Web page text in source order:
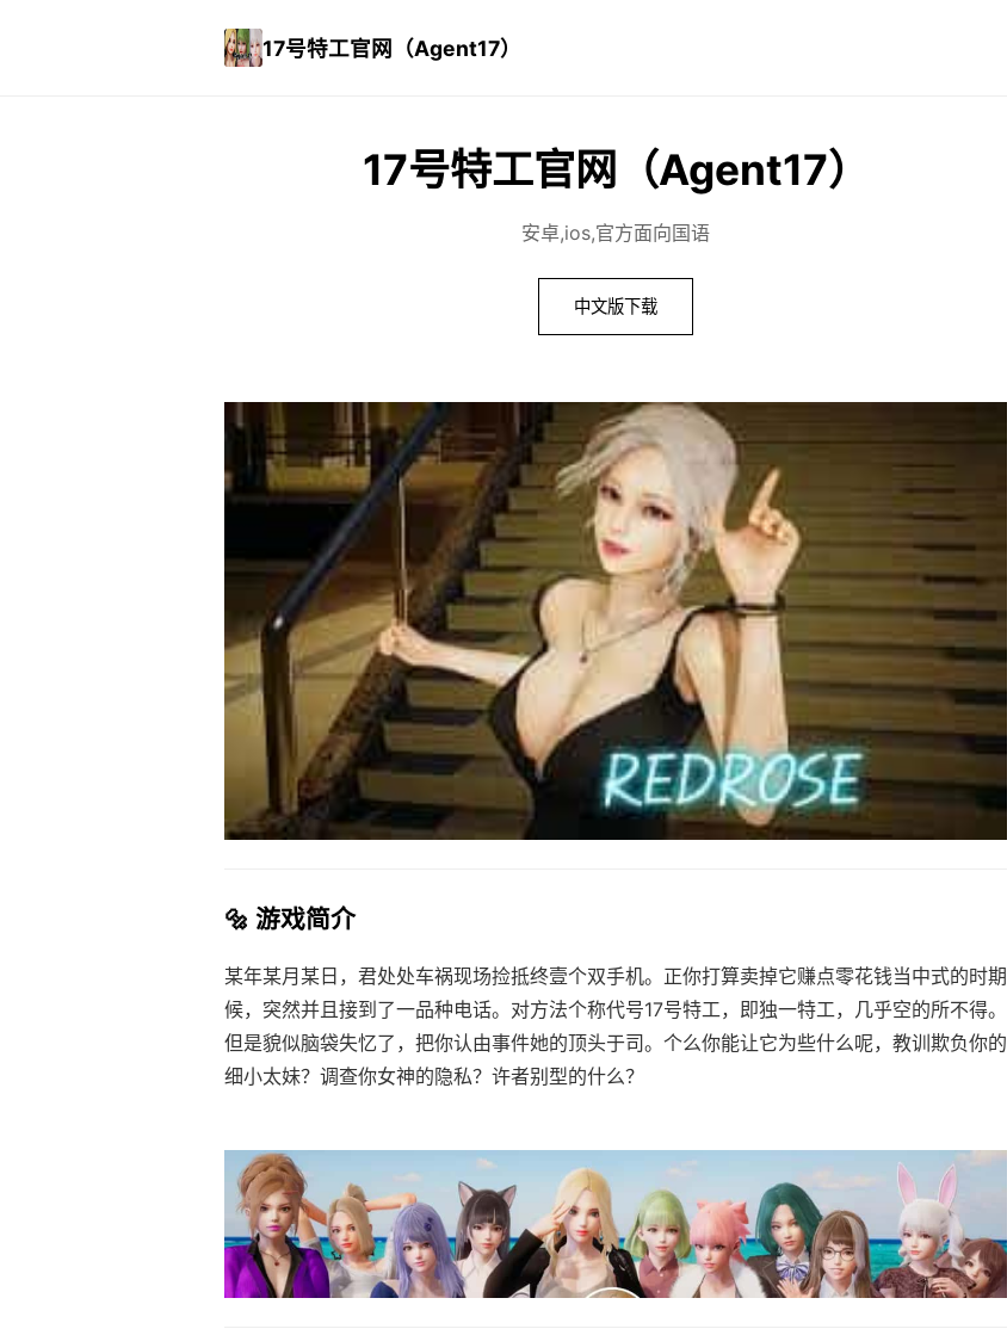
17号特工官网（Agent17）
17号特工官网（Agent17）
安卓,ios,官方面向国语
中文版下载
🔩 游戏简介
某年某月某日，君处处车祸现场捡抵终壹个双手机。正你打算卖掉它赚点零花钱当中式的时期
候，突然并且接到了一品种电话。对方法个称代号17号特工，即独一特工，几乎空的所不得。
但是貌似脑袋失忆了，把你认由事件她的顶头于司。个么你能让它为些什么呢，教训欺负你的
细小太妹？调查你女神的隐私？许者别型的什么？